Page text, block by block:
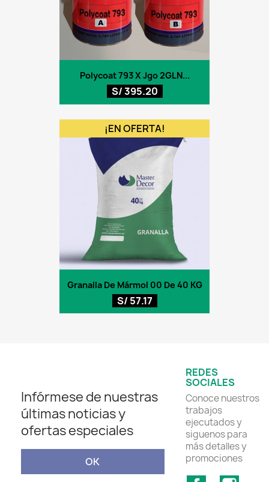
Polycoat 793 X Jgo 2GLN...
S/ 395.20
Granalla De Mármol 00 De 40 KG
S/ 57.17
¡EN OFERTA!
Infórmese de nuestras
últimas noticias y
ofertas especiales
REDES
SOCIALES
Conoce nuestros
trabajos
ejecutados y
siguenos para
más detalles y
promociones